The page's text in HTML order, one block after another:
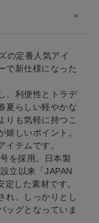
の定番人気アイ
で新仕様になった
、利便性とトラデ
夏らしい軽やかな
りも気軽に持つこ
嬉しいポイント。
イテムです。
を採用。日本製
立以来「JAPAN
した素材です。
れ、しっかりとし
ッグとなっていま